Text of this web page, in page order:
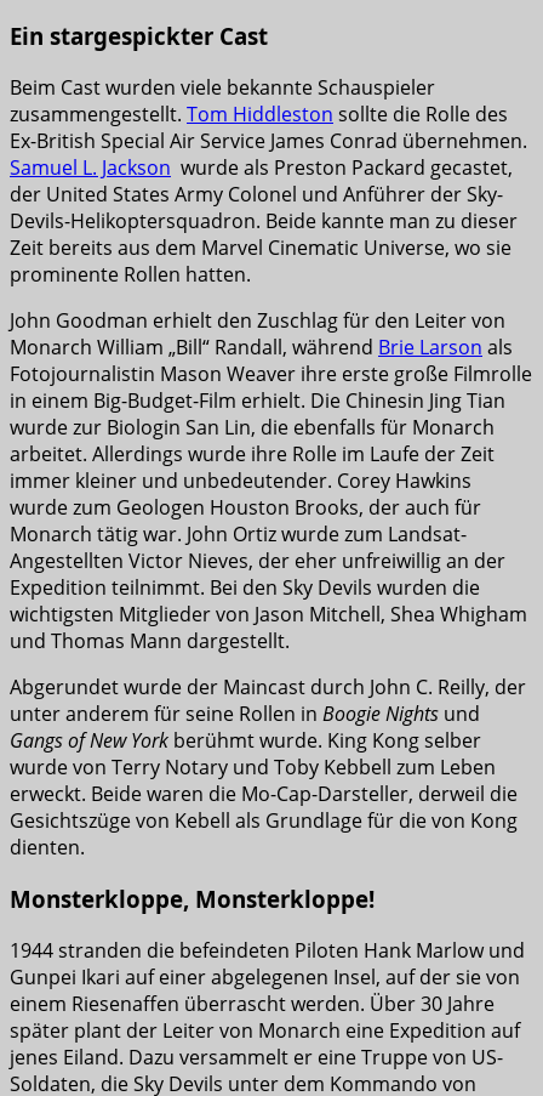
Ein stargespickter Cast
Beim Cast wurden viele bekannte Schauspieler
zusammengestellt. Tom Hiddleston sollte die Rolle des
Ex-British Special Air Service James Conrad übernehmen.
Samuel L. Jackson wurde als Preston Packard gecastet,
der United States Army Colonel und Anführer der Sky-
Devils-Helikoptersquadron. Beide kannte man zu dieser
Zeit bereits aus dem Marvel Cinematic Universe, wo sie
prominente Rollen hatten.
John Goodman erhielt den Zuschlag für den Leiter von
Monarch William „Bill“ Randall, während Brie Larson als
Fotojournalistin Mason Weaver ihre erste große Filmrolle
in einem Big-Budget-Film erhielt. Die Chinesin Jing Tian
wurde zur Biologin San Lin, die ebenfalls für Monarch
arbeitet. Allerdings wurde ihre Rolle im Laufe der Zeit
immer kleiner und unbedeutender. Corey Hawkins
wurde zum Geologen Houston Brooks, der auch für
Monarch tätig war. John Ortiz wurde zum Landsat-
Angestellten Victor Nieves, der eher unfreiwillig an der
Expedition teilnimmt. Bei den Sky Devils wurden die
wichtigsten Mitglieder von Jason Mitchell, Shea Whigham
und Thomas Mann dargestellt.
Abgerundet wurde der Maincast durch John C. Reilly, der
unter anderem für seine Rollen in Boogie Nights und
Gangs of New York berühmt wurde. King Kong selber
wurde von Terry Notary und Toby Kebbell zum Leben
erweckt. Beide waren die Mo-Cap-Darsteller, derweil die
Gesichtszüge von Kebell als Grundlage für die von Kong
dienten.
Monsterkloppe, Monsterkloppe!
1944 stranden die befeindeten Piloten Hank Marlow und
Gunpei Ikari auf einer abgelegenen Insel, auf der sie von
einem Riesenaffen überrascht werden. Über 30 Jahre
später plant der Leiter von Monarch eine Expedition auf
jenes Eiland. Dazu versammelt er eine Truppe von US-
Soldaten, die Sky Devils unter dem Kommando von